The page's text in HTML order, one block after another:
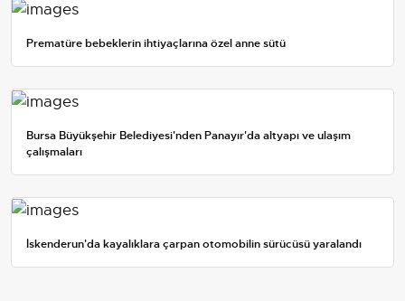
Prematüre bebeklerin ihtiyaçlarına özel anne sütü
Bursa Büyükşehir Belediyesi'nden Panayır'da altyapı ve ulaşım
çalışmaları
İskenderun'da kayalıklara çarpan otomobilin sürücüsü yaralandı